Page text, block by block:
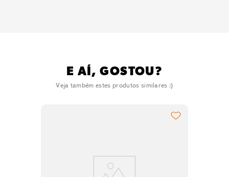
E AÍ, GOSTOU?
Veja também estes produtos similares :)